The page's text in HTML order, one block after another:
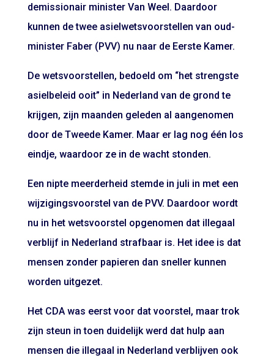
demissionair minister Van Weel. Daardoor
kunnen de twee asielwetsvoorstellen van oud-
minister Faber (PVV) nu naar de Eerste Kamer.
De wetsvoorstellen, bedoeld om “het strengste
asielbeleid ooit” in Nederland van de grond te
krijgen, zijn maanden geleden al aangenomen
door de Tweede Kamer. Maar er lag nog één los
eindje, waardoor ze in de wacht stonden.
Een nipte meerderheid stemde in juli in met een
wijzigingsvoorstel van de PVV. Daardoor wordt
nu in het wetsvoorstel opgenomen dat illegaal
verblijf in Nederland strafbaar is. Het idee is dat
mensen zonder papieren dan sneller kunnen
worden uitgezet.
Het CDA was eerst voor dat voorstel, maar trok
zijn steun in toen duidelijk werd dat hulp aan
mensen die illegaal in Nederland verblijven ook